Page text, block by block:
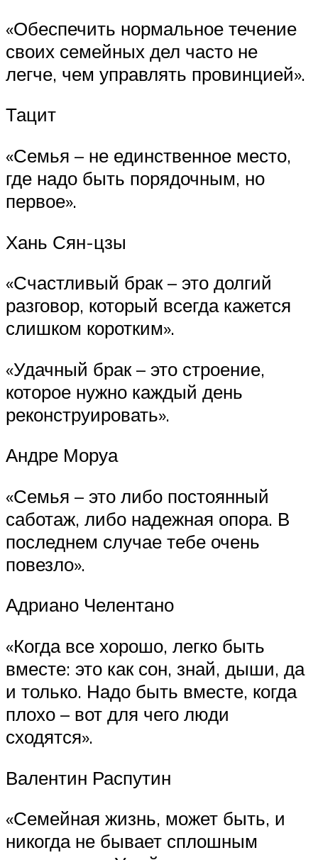
«Обеспечить нормальное течение
своих семейных дел часто не
легче, чем управлять провинцией».
Тацит
«Семья – не единственное место,
где надо быть порядочным, но
первое».
Хань Сян-цзы
«Счастливый брак – это долгий
разговор, который всегда кажется
слишком коротким».
«Удачный брак – это строение,
которое нужно каждый день
реконструировать».
Андре Моруа
«Семья – это либо постоянный
саботаж, либо надежная опора. В
последнем случае тебе очень
повезло».
Адриано Челентано
«Когда все хорошо, легко быть
вместе: это как сон, знай, дыши, да
и только. Надо быть вместе, когда
плохо – вот для чего люди
сходятся».
Валентин Распутин
«Семейная жизнь, может быть, и
никогда не бывает сплошным